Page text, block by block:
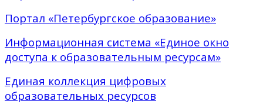
Портал «Петербургское образование»
Информационная система «Единое окно
доступа к образовательным ресурсам»
Единая коллекция цифровых
образовательных ресурсов